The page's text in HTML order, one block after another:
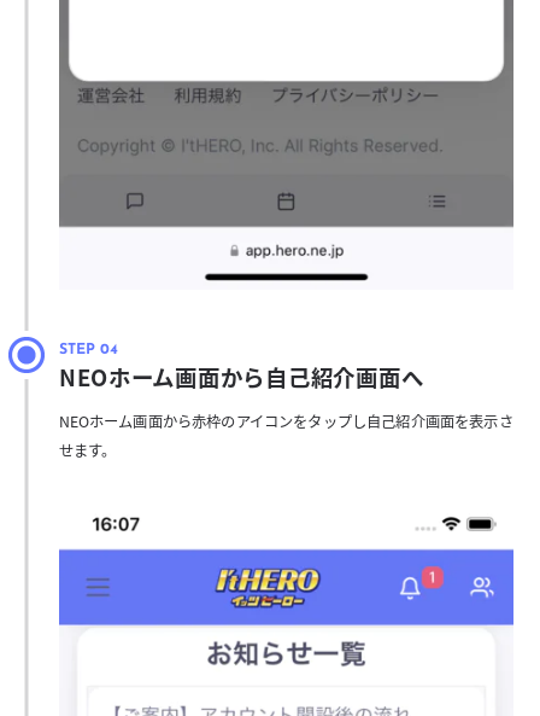
NEOホーム画面から自己紹介画面へ
NEOホーム画面から赤枠のアイコンをタップし自己紹介画面を表示さ
せます。